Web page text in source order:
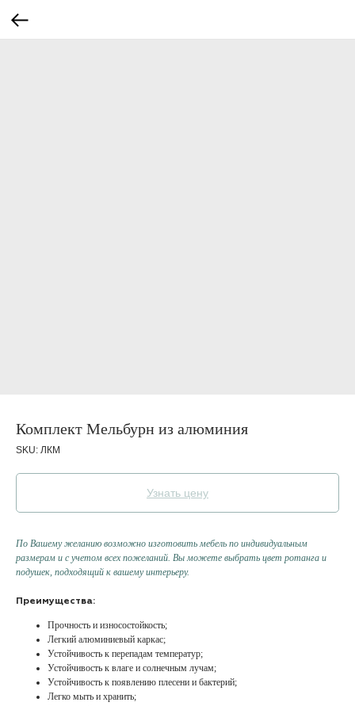
Комплект Мельбурн из алюминия
SKU: ЛКМ
Узнать цену
По Вашему желанию возможно изготовить мебель по индивидуальным
размерам и с учетом всех пожеланий. Вы можете выбрать цвет ротанга и
подушек, подходящий к вашему интерьеру.
Преимущества:
Прочность и износостойкость;
Легкий алюминиевый каркас;
Устойчивость к перепадам температур;
Устойчивость к влаге и солнечным лучам;
Устойчивость к появлению плесени и бактерий;
Легко мыть и хранить;